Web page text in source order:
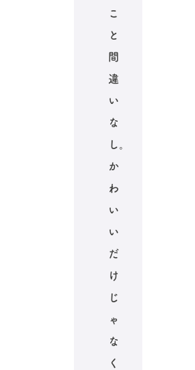
こ
と
間
違
い
な
し。
か
わ
い
い
だ
け
じ
ゃ
な
く